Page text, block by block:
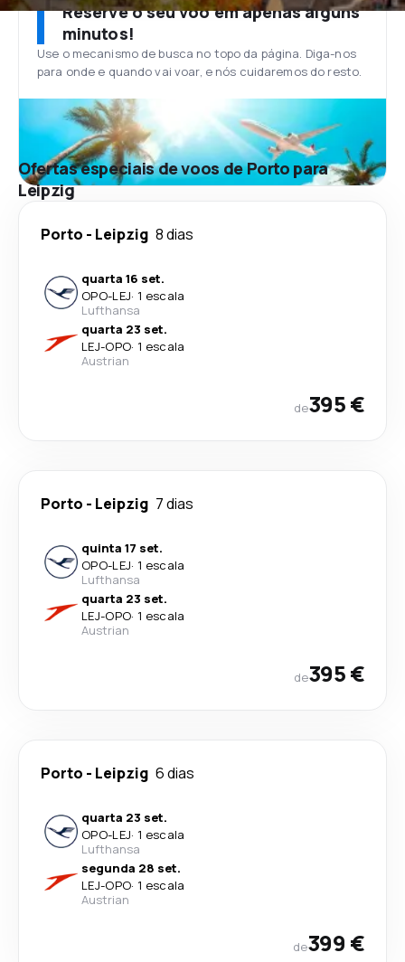
Reserve o seu voo em apenas alguns
minutos!
Use o mecanismo de busca no topo da página. Diga-nos
para onde e quando vai voar, e nós cuidaremos do resto.
Ofertas especiais de voos de Porto para
Leipzig
Porto - Leipzig 8 dias
quarta 16 set.
OPO-LEJ· 1 escala
Lufthansa
quarta 23 set.
LEJ-OPO· 1 escala
Austrian
de395 €
Porto - Leipzig 7 dias
quinta 17 set.
OPO-LEJ· 1 escala
Lufthansa
quarta 23 set.
LEJ-OPO· 1 escala
Austrian
de395 €
Porto - Leipzig 6 dias
quarta 23 set.
OPO-LEJ· 1 escala
Lufthansa
segunda 28 set.
LEJ-OPO· 1 escala
Austrian
de399 €